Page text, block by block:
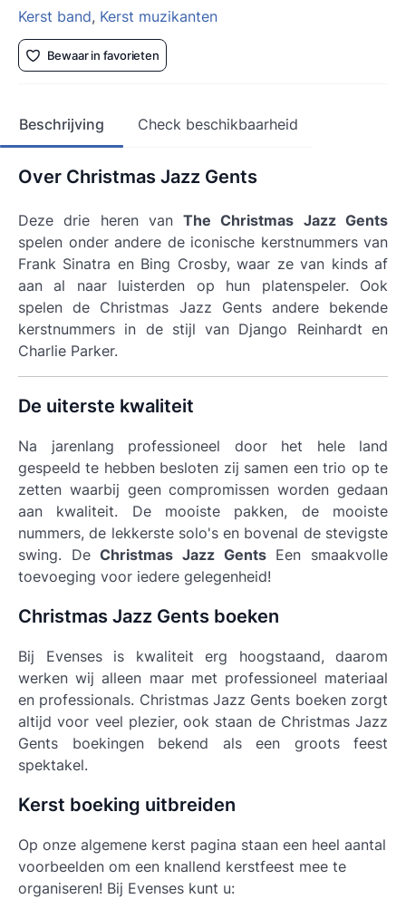
Kerst band, Kerst muzikanten
Bewaar in favorieten
Beschrijving Check beschikbaarheid
Over Christmas Jazz Gents
Deze drie heren vanThe Christmas Jazz Gents
spelen onder andere de iconische kerstnummers van
Frank Sinatra en Bing Crosby, waar ze van kinds af
aan al naar luisterden op hun platenspeler. Ook
spelen de Christmas Jazz Gentsandere bekende
kerstnummers in de stijl van Django Reinhardt en
Charlie Parker.
De uiterste kwaliteit
Na jarenlang professioneel door het hele land
gespeeld te hebben besloten zij samen een trio op te
zetten waarbij geen compromissen worden gedaan
aan kwaliteit. De mooiste pakken, de mooiste
nummers, de lekkerste solo's en bovenal de stevigste
swing. DeChristmas Jazz GentsEen smaakvolle
toevoeging voor iedere gelegenheid!
Christmas Jazz Gents boeken
Bij Evenses is kwaliteit erg hoogstaand, daarom
werken wij alleen maar met professioneel materiaal
en professionals. Christmas Jazz Gents boeken zorgt
altijd voor veel plezier, ook staan de Christmas Jazz
Gents boekingen bekend als een groots feest
spektakel.
Kerst boeking uitbreiden
Op onze algemene kerst pagina staan een heel aantal
voorbeelden om een knallend kerstfeest mee te
organiseren! Bij Evenses kunt u: